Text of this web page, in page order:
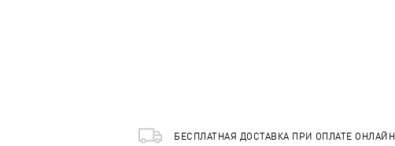
БЕСПЛАТНАЯ ДОСТАВКА ПРИ ОПЛАТЕ ОНЛАЙН